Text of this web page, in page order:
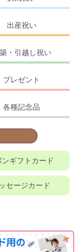
出産祝い
・引越し祝い
プレゼント
各種記念品
ンギフトカード
セージカード